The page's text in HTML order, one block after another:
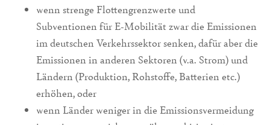
wenn strenge Flottengrenzwerte und
Subventionen für E-Mobilität zwar die Emissionen
im deutschen Verkehrssektor senken, dafür aber die
Emissionen in anderen Sektoren (v.a. Strom) und
Ländern (Produktion, Rohstoffe, Batterien etc.)
erhöhen, oder
wenn Länder weniger in die Emissionsvermeidung